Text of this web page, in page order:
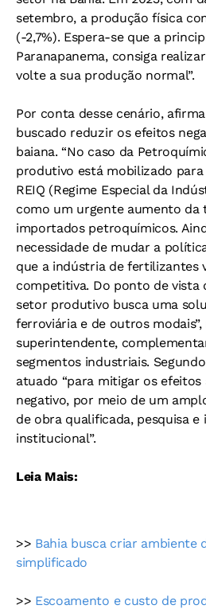
setembro, a produção física
(-2,7%). Espera-se que a
Paranapanema, consiga
volte a sua produção normal”.
Por conta desse cenário,
buscado reduzir os efeitos
baiana. “No caso da
produtivo está mobilizado
REIQ (Regime Especial da
como um urgente aumento da
importados petroquímicos.
necessidade de mudar a
que a indústria de fertilizantes
competitiva. Do ponto de vista
setor produtivo busca uma
ferroviária e de outros
superintendente,
segmentos industriais.
atuado “para mitigar os efeitos
negativo, por meio de um
de obra qualificada, pesquisa e
institucional”.
Leia Mais:
>> Bahia busca criar ambiente
simplificado
>> Escoamento e custo de